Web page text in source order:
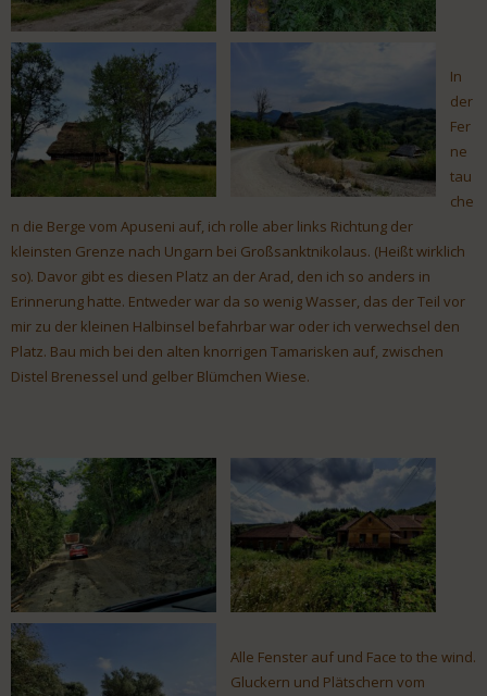
In
der
Fer
ne
tau
che
n die Berge vom Apuseni auf, ich rolle aber links Richtung der
kleinsten Grenze nach Ungarn bei Großsanktnikolaus. (Heißt wirklich
so). Davor gibt es diesen Platz an der Arad, den ich so anders in
Erinnerung hatte. Entweder war da so wenig Wasser, das der Teil vor
mir zu der kleinen Halbinsel befahrbar war oder ich verwechsel den
Platz. Bau mich bei den alten knorrigen Tamarisken auf, zwischen
Distel Brenessel und gelber Blümchen Wiese.
Alle Fenster auf und Face to the wind.
Gluckern und Plätschern vom